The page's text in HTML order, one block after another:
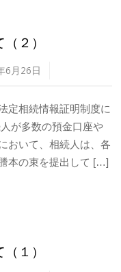
２）
6月26日
定相続情報証明制度に
が多数の預金口座や
おいて、相続人は、各
本の束を提出して […]
１）